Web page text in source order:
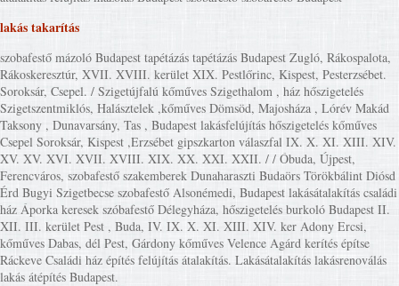
lakás takarítás
szobafestő mázoló Budapest tapétázás tapétázás Budapest Zugló, Rákospalota,
Rákoskeresztúr, XVII. XVIII. kerület XIX. Pestlőrinc, Kispest, Pesterzsébet.
Soroksár, Csepel. / Szigetújfalú kőműves Szigethalom , ház hőszigetelés
Szigetszentmiklós, Halásztelek ,kőműves Dömsöd, Majosháza , Lórév Makád
Taksony , Dunavarsány, Tas , Budapest lakásfelújítás hőszigetelés kőműves
Csepel Soroksár, Kispest ,Erzsébet gipszkarton válaszfal IX. X. XI. XIII. XIV.
XV. XV. XVI. XVII. XVIII. XIX. XX. XXI. XXII. / / Óbuda, Újpest,
Ferencváros, szobafestő szakemberek Dunaharaszti Budaörs Törökbálint Diósd
Érd Bugyi Szigetbecse szobafestő Alsonémedi, Budapest lakásátalakítás családi
ház Áporka keresek szóbafestő Délegyháza, hőszigetelés burkoló Budapest II.
XII. III. kerület Pest , Buda, IV. IX. X. XI. XIII. XIV. ker Adony Ercsi,
kőműves Dabas, dél Pest, Gárdony kőműves Velence Agárd kerítés építse
Ráckeve Családi ház építés felújítás átalakítás. Lakásátalakítás lakásrenoválás
lakás átépítés Budapest.